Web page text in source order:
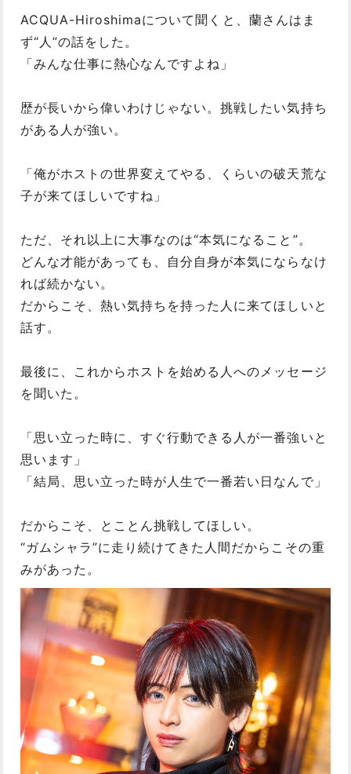
ACQUA-Hiroshimaについて聞くと、蘭さんはま
ず“人”の話をした。
「みんな仕事に熱心なんですよね」
歴が長いから偉いわけじゃない。挑戦したい気持ち
がある人が強い。
「俺がホストの世界変えてやる、くらいの破天荒な
子が来てほしいですね」
ただ、それ以上に大事なのは“本気になること”。
どんな才能があっても、自分自身が本気にならなけ
れば続かない。
だからこそ、熱い気持ちを持った人に来てほしいと
話す。
最後に、これからホストを始める人へのメッセージ
を聞いた。
「思い立った時に、すぐ行動できる人が一番強いと
思います」
「結局、思い立った時が人生で一番若い日なんで」
だからこそ、とことん挑戦してほしい。
“ガムシャラ”に走り続けてきた人間だからこその重
みがあった。